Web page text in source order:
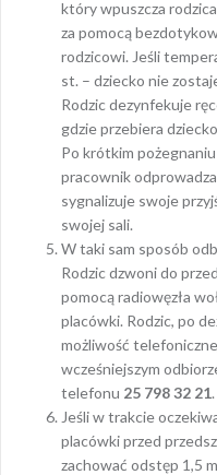
który wpuszcza
za pomocą
rodzicowi. Jeśli
st. – dziecko nie
Rodzic dezynfekuje
gdzie przebiera
Po krótkim
pracownik
sygnalizuje swoje
swojej sali.
W taki sam sposób
Rodzic dzwoni do
pomocą radiowęzła
placówki. Rodzic, po
możliwość
wcześniejszym
telefonu 25 798 32 21.
Jeśli w trakcie
placówki przed
zachować odstęp 1,5